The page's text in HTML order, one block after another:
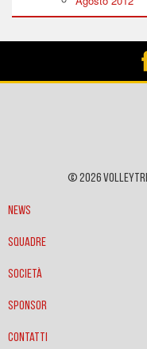
© 2026
News
Squadre
Società
Sponsor
Contatti